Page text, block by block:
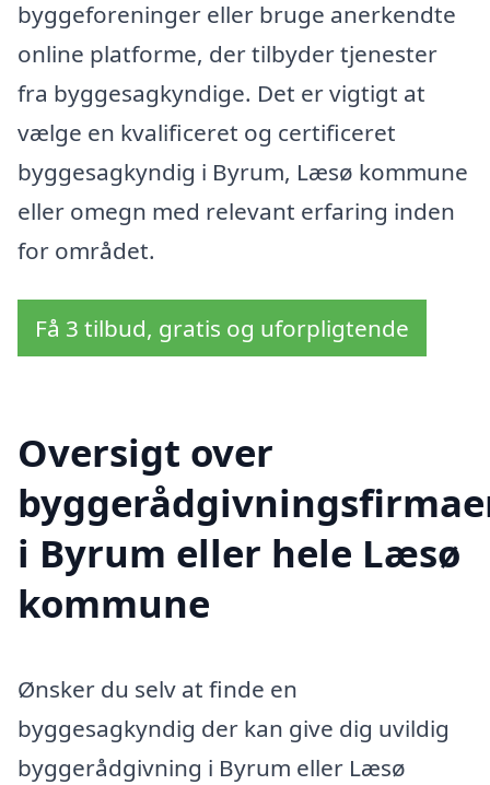
byggeforeninger eller bruge anerkendte
online platforme, der tilbyder tjenester
fra byggesagkyndige. Det er vigtigt at
vælge en kvalificeret og certificeret
byggesagkyndig i Byrum, Læsø kommune
eller omegn med relevant erfaring inden
for området.
Få 3 tilbud, gratis og uforpligtende
Oversigt over
i Byrum eller hele Læsø
kommune
Ønsker du selv at finde en
byggesagkyndig der kan give dig uvildig
byggerådgivning i Byrum eller Læsø